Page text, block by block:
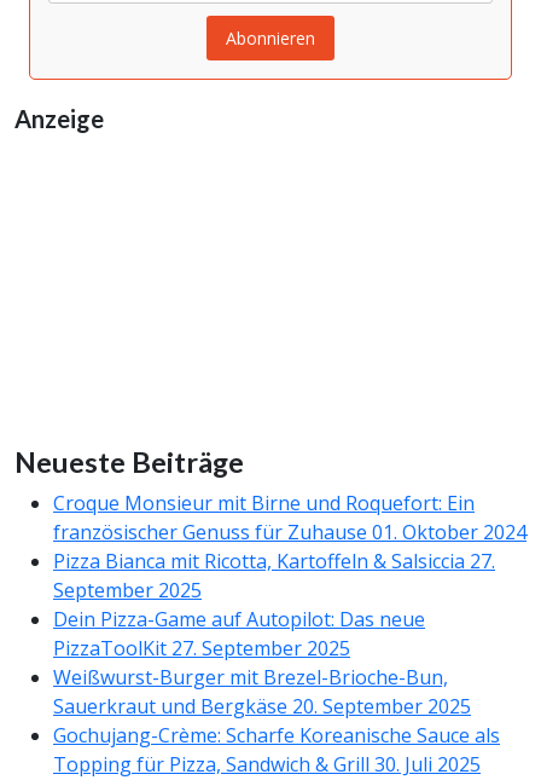
Anzeige
Neueste Beiträge
Croque Monsieur mit Birne und Roquefort: Ein
französischer Genuss für Zuhause 01. Oktober 2024
Pizza Bianca mit Ricotta, Kartoffeln & Salsiccia 27.
September 2025
Dein Pizza-Game auf Autopilot: Das neue
PizzaToolKit 27. September 2025
Weißwurst-Burger mit Brezel-Brioche-Bun,
Sauerkraut und Bergkäse 20. September 2025
Gochujang-Crème: Scharfe Koreanische Sauce als
Topping für Pizza, Sandwich & Grill 30. Juli 2025